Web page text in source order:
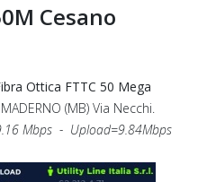
Cesano
Ottica FTTC 50 Mega
(MB) Via Necchi.
Mbps - Upload=9.84Mbps